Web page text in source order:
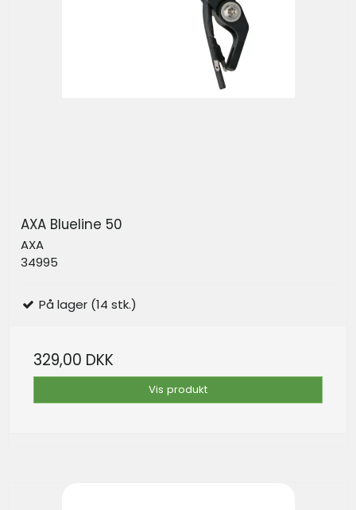
AXA Blueline 50
AXA
34995
På lager (14 stk.)
329,00 DKK
Vis produkt